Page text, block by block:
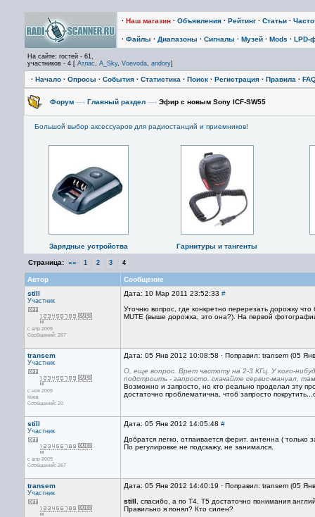
· Наш магазин · Объявления · Рейтинг · Статьи ·
· Файлы · Диапазоны · Сигналы · Музей · Mods · LPD-
На сайте: гостей - 61,
участников - 4 [ Атлас, A_Sky, Voevoda, andory]
· Начало · Опросы · События · Статистика · Поиск · Регистрация · Правила ·
Форум —› Главный раздел —› Эфир с новым Sony ICF-SW55
Большой выбор аксессуаров для радиостанций и приемников!
Зарядные устройства Гарнитуры и тангенты
Страница: «« 1 2 3 4
Автор
Сообщение
still
Участник
с апр 2009
Сообщений: 267
Дата: 10 Мар 2011 23:52:33 #
Уточню вопрос, где конкретно перерезать дорожку
MUTE (выше дорожка, это она?). На первой
transem
Участник
с ноя 2009
Киев
Сообщений: 20
Дата: 05 Янв 2012 10:08:58 · Поправил: transem (05
О, еще вопрос. Врет частоту на 2-3 КГц. У кого-
подстроить - запросто. скачайте сервис-мануал,
Возможно и запросто, но кто реально проделал эту
достаточно проблематична, чтоб запросто
still
Участник
с апр 2009
Сообщений: 267
Дата: 05 Янв 2012 14:05:48 #
Добратся легко, отпаивается ферит. антенна (
По регулировке не подскажу, не занимался.
transem
Участник
Дата: 05 Янв 2012 14:40:19 · Поправил: transem (05
still , спасибо, а по Т4, Т5 достаточно понимания
Правильно я понял? Кто силен?